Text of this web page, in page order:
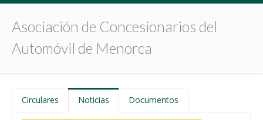
Asociación de Concesionarios del
Automóvil de Menorca
Circulares Noticias Documentos